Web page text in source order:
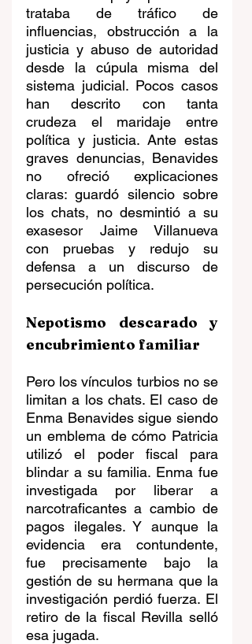
trataba de tráfico de
influencias, obstrucción a la
justicia y abuso de autoridad
desde la cúpula misma del
sistema judicial. Pocos casos
han descrito con tanta
crudeza el maridaje entre
política y justicia. Ante estas
graves denuncias, Benavides
no ofreció explicaciones
claras: guardó silencio sobre
los chats, no desmintió a su
exasesor Jaime Villanueva
con pruebas y redujo su
defensa a un discurso de
persecución política.
Nepotismo descarado y
encubrimiento familiar
Pero los vínculos turbios no se
limitan a los chats. El caso de
Enma Benavides sigue siendo
un emblema de cómo Patricia
utilizó el poder fiscal para
blindar a su familia. Enma fue
investigada por liberar a
narcotraficantes a cambio de
pagos ilegales. Y aunque la
evidencia era contundente,
fue precisamente bajo la
gestión de su hermana que la
investigación perdió fuerza. El
retiro de la fiscal Revilla selló
esa jugada.